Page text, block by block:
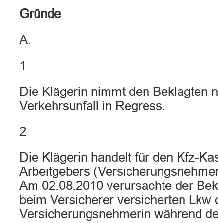
Gründe
A.
1
Die Klägerin nimmt den Beklagten
Verkehrsunfall in Regress.
2
Die Klägerin handelt für den Kfz-
Arbeitgebers
Am 02.08.2010 verursachte der
beim Versicherer versicherten Lkw
Versicherungsnehmerin während